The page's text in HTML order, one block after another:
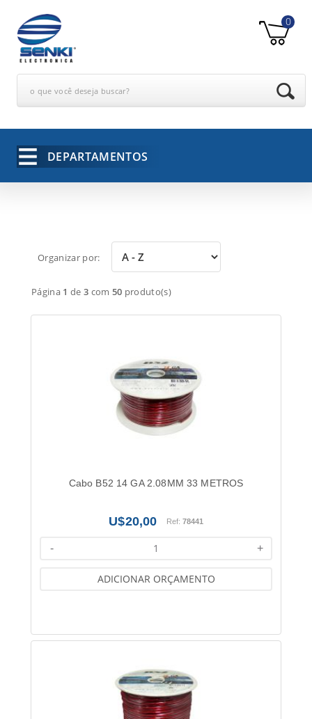
o que você deseja buscar?
0
DEPARTAMENTOS
Organizar por:
Página 1 de 3 com 50 produto(s)
Cabo B52 14 GA 2.08MM 33 METROS
20,00 Ref:78441
+
-
ADICIONAR ORÇAMENTO